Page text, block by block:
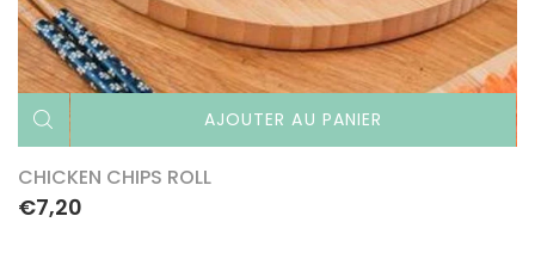
AJOUTER AU PANIER
CHICKEN CHIPS ROLL
€7,20